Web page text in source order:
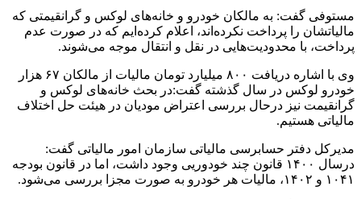
مستوفی گفت: به مالکان خودرو و خانه‌های لوکس و گرانقیمتی که
مالیاتشان را پرداخت نکرده‌اند، اعلام کرده‌ایم که در صورت عدم
پرداخت، با محدودیت‌هایی در نقل و انتقال موجه می‌شوند.
وی با اشاره دریافت ۸۰۰ میلیارد تومان مالیات از مالکان ۶۷ هزار
خودرو لوکس در سال گذشته گفت:در بحث خانه‌های لوکس و
گرانقیمت نیز درحال بررسی اعتراض مودیان در هیئت حل اختلاف
مالیاتی هستیم.
مدیرکل دفتر حسابرسی مالیاتی سازمان امور مالیاتی گفت:
درسال ۱۴۰۰ قانون چند خودوریی وجود داشت، اما در قانون بودجه
۱۰۴۱ و ۱۴۰۲، مالیات هر خودرو به صورت مجزا بررسی می‌شود.